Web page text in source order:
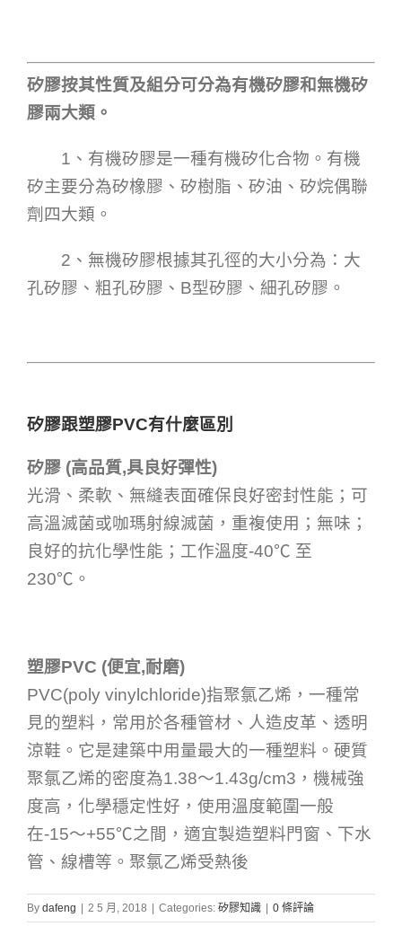
矽膠按其性質及組分可分為有機矽膠和無機矽
膠兩大類。
1、有機矽膠是一種有機矽化合物。有機
矽主要分為矽橡膠、矽樹脂、矽油、矽烷偶聯
劑四大類。
2、無機矽膠根據其孔徑的大小分為：大
孔矽膠、粗孔矽膠、B型矽膠、細孔矽膠。
矽膠跟塑膠PVC有什麼區別
矽膠 (高品質,具良好彈性)
光滑、柔軟、無縫表面確保良好密封性能；可
高溫滅菌或咖瑪射線滅菌，重複使用；無味；
良好的抗化學性能；工作溫度-40℃ 至
230℃。
塑膠PVC (便宜,耐磨)
PVC(poly vinylchloride)指聚氯乙烯，一種常
見的塑料，常用於各種管材、人造皮革、透明
涼鞋。它是建築中用量最大的一種塑料。硬質
聚氯乙烯的密度為1.38～1.43g/cm3，機械強
度高，化學穩定性好，使用溫度範圍一般
在-15～+55℃之間，適宜製造塑料門窗、下水
管、線槽等。聚氯乙烯受熱後
By dafeng | 2 5 月, 2018 | Categories: 矽膠知識 | 0 條評論